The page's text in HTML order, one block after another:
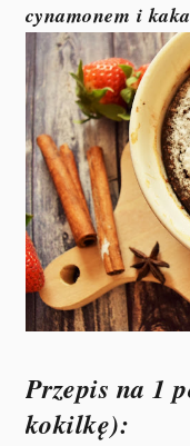
cynamonem i
Przepis na 1
kokilkę):